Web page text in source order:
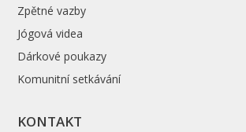
Zpětné vazby
Jógová videa
Dárkové poukazy
Komunitní setkávání
KONTAKT